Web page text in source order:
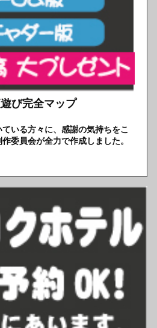
び完全マップ
いる方々に、感謝の気持ちをこ
委員会が全力で作成しました。